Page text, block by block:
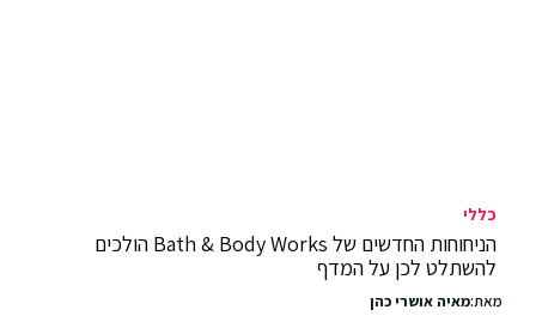
כללי
הניחוחות החדשים של Bath & Body Works הולכים
להשתלט לכן על המדף
מאת:מאיה אושרי כהן